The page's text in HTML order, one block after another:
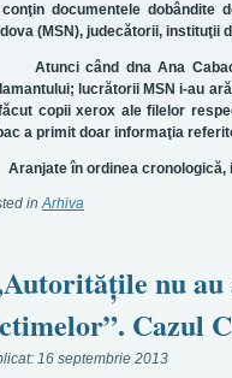
documentele dobândite
(MSN), judecătorii, instituţii
când dna Ana Cabac s-
lucrătorii MSN i-au
copii xerox ale filelor
a primit doar informaţia
în ordinea cronologică,
in Arhiva
nu
Cazul
16 septembrie 2013